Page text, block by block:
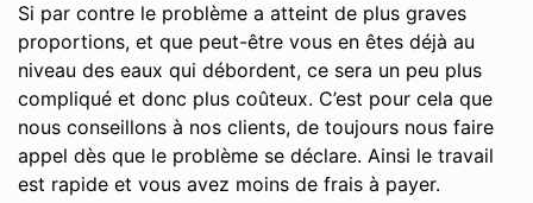
Si par contre le problème a atteint de plus graves
proportions, et que peut-être vous en êtes déjà au
niveau des eaux qui débordent, ce sera un peu plus
compliqué et donc plus coûteux. C’est pour cela que
nous conseillons à nos clients, de toujours nous faire
appel dès que le problème se déclare. Ainsi le travail
est rapide et vous avez moins de frais à payer.